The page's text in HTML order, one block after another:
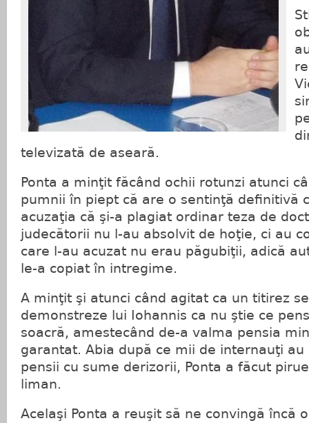
televizată de aseară.
Ponta a minţit făcând ochii rotunzi atunci
pumnii în piept că are o sentinţă definitivă
acuzaţia că şi-a plagiat ordinar teza de
judecătorii nu l-au absolvit de hoţie, ci au
care l-au acuzat nu erau păgubiţii, adică
le-a copiat în intregime.
A minţit şi atunci când agitat ca un titirez
demonstreze lui Iohannis ca nu ştie ce
soacră, amestecând de-a valma pensia
garantat. Abia după ce mii de internauţi
pensii cu sume derizorii, Ponta a făcut
liman.
Acelaşi Ponta a reuşit să ne convingă încă